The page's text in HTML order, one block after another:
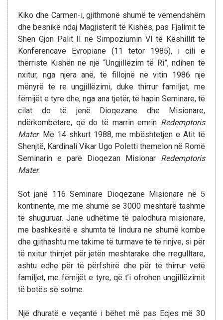
Kiko dhe Carmen-i, gjithmonë shumë të vëmendshëm
dhe besnikë ndaj Magjisterit të Kishës, pas Fjalimit të
Shën Gjon Palit II në Simpoziumin VI të Këshillit të
Konferencave Evropiane (11 tetor 1985), i cili e
thërriste Kishën në një “Ungjillëzim të Ri”, ndihen të
nxitur, nga njëra anë, të fillojnë në vitin 1986 një
mënyrë të re ungjillëzimi, duke thirrur familjet, me
fëmijët e tyre dhe, nga ana tjetër, të hapin Seminare, të
cilat do të jenë Dioqezane dhe Misionare,
ndërkombëtare, që do të marrin emrin Redemptoris
Mater. Më 14 shkurt 1988, me mbështetjen e Atit të
Shenjtë, Kardinali Vikar Ugo Poletti themelon në Romë
Seminarin e parë Dioqezan Misionar Redemptoris
Mater.
Sot janë 116 Seminare Dioqezane Misionare në 5
kontinente, me më shumë se 3000 meshtarë tashmë
të shuguruar. Janë udhëtime të palodhura misionare,
me bashkësitë e shumta të lindura në shumë kombe
dhe gjithashtu me takime të turmave të të rinjve, si për
të nxitur thirrjet për jetën meshtarake dhe rregulltare,
ashtu edhe për të përfshirë dhe për të thirrur vetë
familjet, me fëmijët e tyre, që t’i ofrohen ungjillëzimit
të botës së sotme.
Një dhuratë e veçantë i bëhet më pas Ecjes më 30